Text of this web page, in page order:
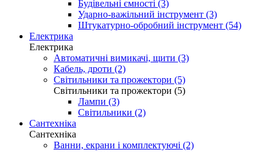
Будівельні ємності (3)
Ударно-важільний інструмент (3)
Штукатурно-обробний інструмент (54)
Електрика
Електрика
Автоматичні вимикачі, щити (3)
Кабель, дроти (2)
Світильники та прожектори (5)
Світильники та прожектори (5)
Лампи (3)
Світильники (2)
Сантехніка
Сантехніка
Ванни, екрани і комплектуючі (2)